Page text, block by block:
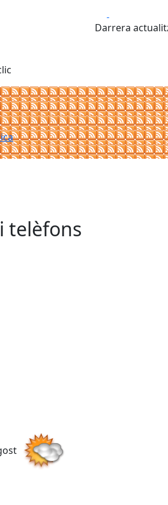
Darrera
telèfons